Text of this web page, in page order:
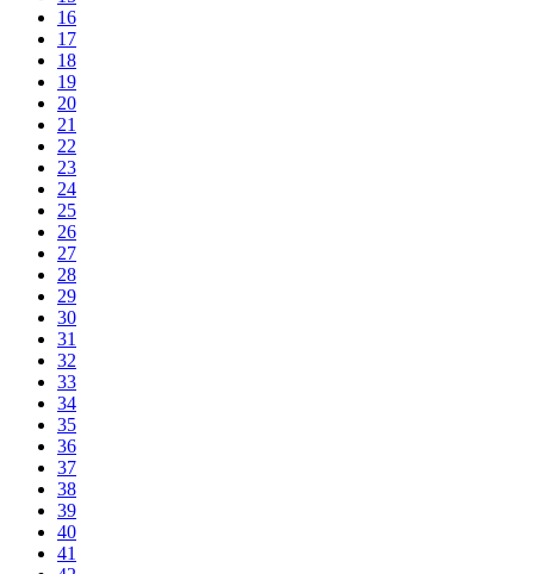
16
17
18
19
20
21
22
23
24
25
26
27
28
29
30
31
32
33
34
35
36
37
38
39
40
41